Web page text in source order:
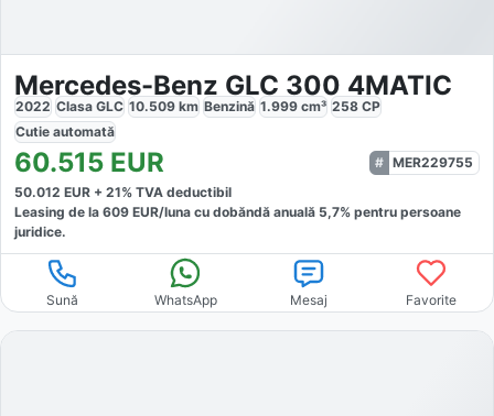
Mercedes-Benz GLC 300 4MATIC
2022 Clasa GLC 10.509 km Benzină 1.999 cm³ 258 CP
Cutie automată
60.515 EUR
MER229755
50.012 EUR + 21% TVA deductibil
Leasing de la 609 EUR/luna cu dobăndă anuală 5,7% pentru persoane
juridice.
Sună WhatsApp Mesaj Favorite